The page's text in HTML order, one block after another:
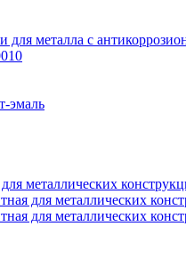
для металла с
эмаль
металлических
для металлических
для металлических